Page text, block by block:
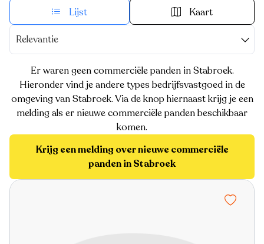
Lijst Kaart
Relevantie
Er waren geen commerciële panden in Stabroek.
Hieronder vind je andere types bedrijfsvastgoed in de
omgeving van Stabroek. Via de knop hiernaast krijg je een
melding als er nieuwe commerciële panden beschikbaar
komen.
Krijg een melding over nieuwe commerciële
panden in Stabroek